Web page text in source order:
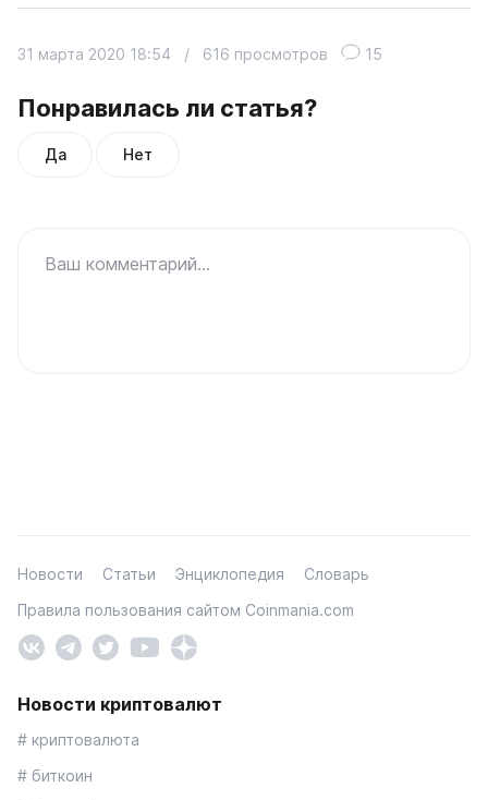
Понравилась ли статья?
Да Нет
31 марта 2020 18:54 / 616 просмотров 15
Ваш комментарий...
Новости Статьи Энциклопедия
Словарь
Правила пользования сайтом Coinmania.com
Новости криптовалют
# криптовалюта
# биткоин